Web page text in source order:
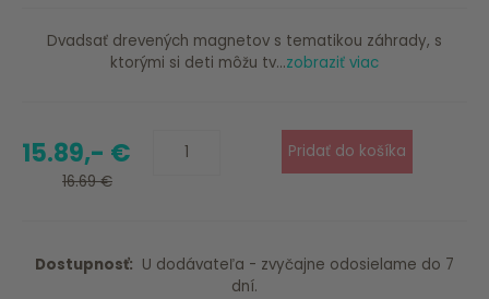
Dvadsať drevených magnetov s tematikou záhrady, s
ktorými si deti môžu tv...zobraziť viac
15.89,- €
16.69 €
Dostupnosť: U dodávateľa - zvyčajne odosielame do 7
dní.